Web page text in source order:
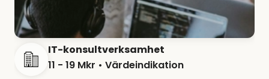
IT-konsultverksamhet
11 - 19 Mkr • Värdeindikation